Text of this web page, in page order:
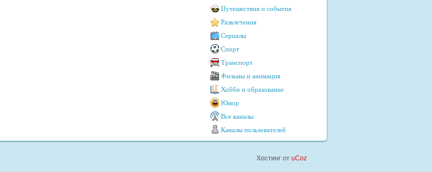
Путешествия и события
Развлечения
Сериалы
Спорт
Транспорт
Фильмы и анимация
Хобби и образование
Юмор
Все каналы
Каналы пользователей
Хостинг от uCoz